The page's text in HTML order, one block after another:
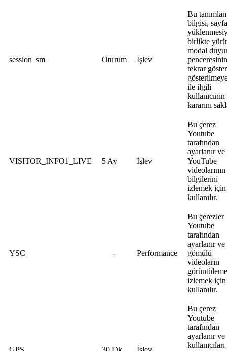
session_sm Oturum İşlev
Bu
bilgisi,
birlikte
modal
penceresinin
tekrar
ile ilgili
kullanıcının
kararını
VISITOR_INFO1_LIVE 5 Ay İşlev
Bu çerez
Youtube
tarafından
ayarlanır ve
YouTube
videolarının
bilgilerini
izlemek için
kullanılır.
YSC - Performance
Bu çerezler
Youtube
tarafından
ayarlanır ve
gömülü
videoların
izlemek için
kullanılır.
Bu çerez
Youtube
tarafından
ayarlanır ve
kullanıcıları